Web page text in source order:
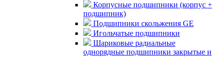
Корпусные подшипники (корпус +
подшипник)
Подшипники скольжения GE
Игольчатые подшипники
Шариковые радиальные
однорядные подшипники закрытые и